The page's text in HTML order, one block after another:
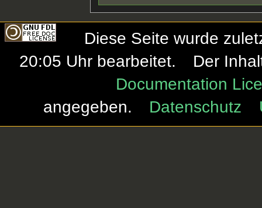
Diese Seite wurde
20:05 Uhr bearbeitet.
Der
Documentation
angegeben.
Datenschutz